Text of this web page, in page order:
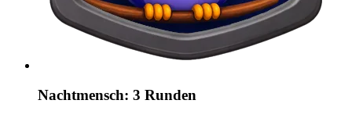
Nachtmensch: 3 Runden